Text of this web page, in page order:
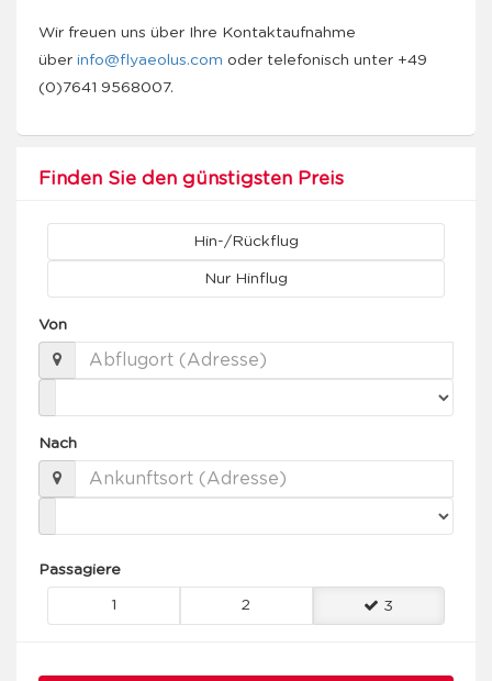
Wir freuen uns über Ihre Kontaktaufnahme
über info@flyaeolus.com oder telefonisch unter +49
(0)7641 9568007.
Finden Sie den günstigsten Preis
Hin-/Rückflug
Nur Hinflug
Von
Nach
Passagiere
1 2 3